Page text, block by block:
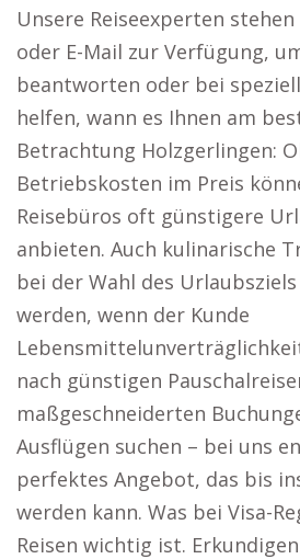
Unsere Reiseexperten
oder E-Mail zur Verfügung,
beantworten oder bei
helfen, wann es Ihnen am
Betrachtung Holzgerlingen:
Betriebskosten im Preis
Reisebüros oft günstigere
anbieten. Auch kulinarische
bei der Wahl des
werden, wenn der Kunde
nach günstigen
maßgeschneiderten
Ausflügen suchen – bei uns
perfektes Angebot, das bis
werden kann. Was bei Visa-
Reisen wichtig ist.